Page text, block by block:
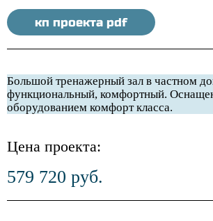
кп проекта pdf
Большой тренажерный зал в частном
функциональный, комфортный.
оборудованием комфорт класса.
Цена проекта:
579 720 руб.